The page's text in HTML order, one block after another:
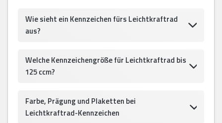
Wie sieht ein Kennzeichen fürs Leichtkraftrad
aus?
Welche Kennzeichengröße für Leichtkraftrad bis
125 ccm?
Farbe, Prägung und Plaketten bei
Leichtkraftrad-Kennzeichen